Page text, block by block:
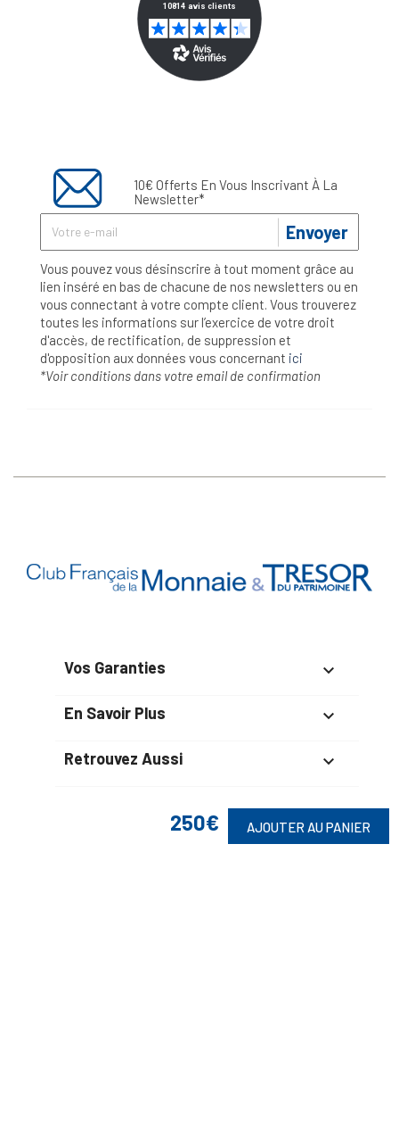
250€ AJOUTER AU PANIER
10€ Offerts En Vous Inscrivant À La
Newsletter*
Envoyer
Vous pouvez vous désinscrire à tout moment grâce au
lien inséré en bas de chacune de nos newsletters ou en
vous connectant à votre compte client. Vous trouverez
toutes les informations sur l’exercice de votre droit
d'accès, de rectification, de suppression et
d'opposition aux données vous concernant ici
*Voir conditions dans votre email de confirmation
Vos Garanties 
En Savoir Plus 
Retrouvez Aussi 